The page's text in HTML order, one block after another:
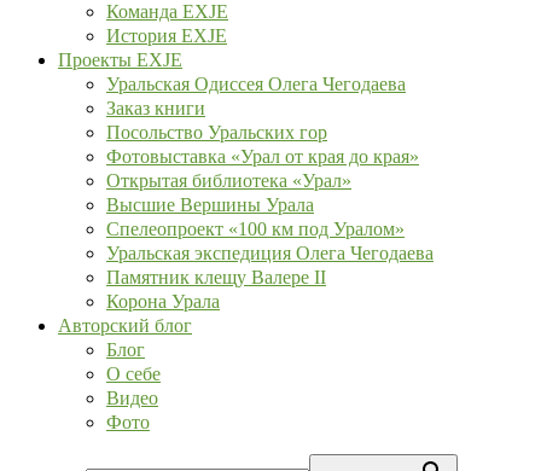
Команда EXJE
История EXJE
Проекты EXJE
Уральская Одиссея Олега Чегодаева
Заказ книги
Посольство Уральских гор
Фотовыставка «Урал от края до края»
Открытая библиотека «Урал»
Высшие Вершины Урала
Спелеопроект «100 км под Уралом»
Уральская экспедиция Олега Чегодаева
Памятник клещу Валере II
Корона Урала
Авторский блог
Блог
О себе
Видео
Фото